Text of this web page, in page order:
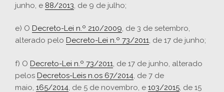
junho, e 88/2013, de 9 de julho;
e) O Decreto-Lei n.º 210/2009, de 3 de setembro,
alterado pelo Decreto-Lei n.º 73/2011, de 17 de junho;
f) O Decreto-Lei n.º 73/2011, de 17 de junho, alterado
pelos Decretos-Leis n.os 67/2014, de 7 de
maio, 165/2014, de 5 de novembro, e 103/2015, de 15